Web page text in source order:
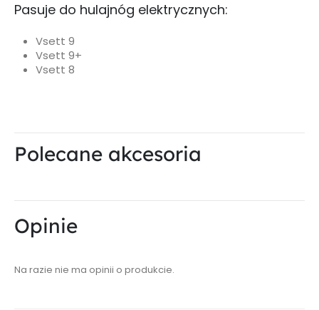
Pasuje do hulajnóg elektrycznych:
Vsett 9
Vsett 9+
Vsett 8
Polecane akcesoria
Opinie
Na razie nie ma opinii o produkcie.